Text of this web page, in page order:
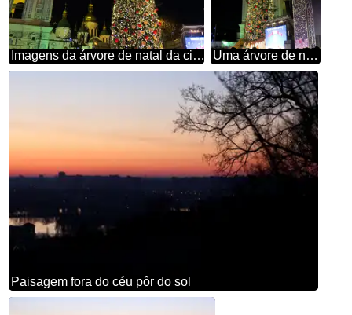
Imagens da árvore de natal da cidade de Kiev Uma árvore de natal, com construção e luzes de natal
Paisagem fora do céu pôr do sol